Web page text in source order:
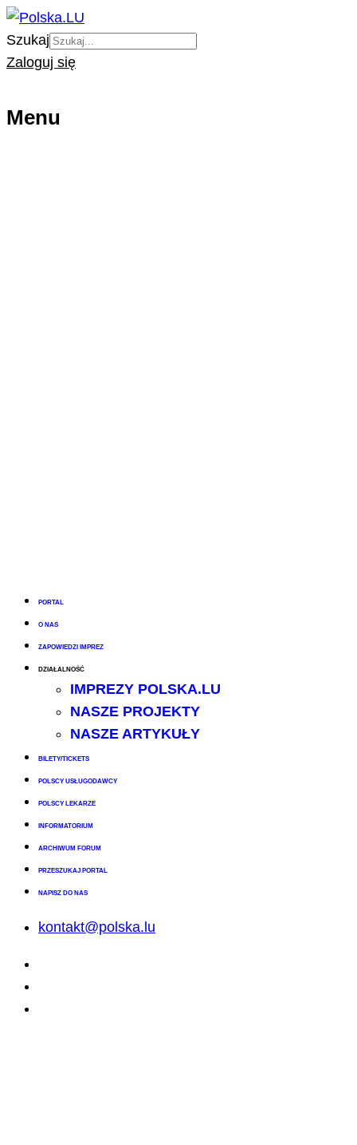
Szukaj
Zaloguj się
Menu
PORTAL
O NAS
ZAPOWIEDZI IMPREZ
DZIAŁALNOŚĆ
IMPREZY POLSKA.LU
NASZE PROJEKTY
NASZE ARTYKUŁY
BILETY/TICKETS
POLSCY USŁUGODAWCY
POLSCY LEKARZE
INFORMATORIUM
ARCHIWUM FORUM
PRZESZUKAJ PORTAL
NAPISZ DO NAS
kontakt@polska.lu